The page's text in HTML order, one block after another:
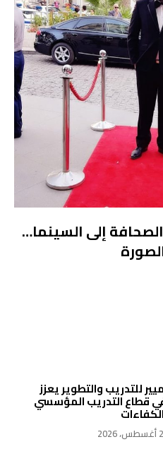
إلى السينما…
للتدريب والتطوير يعزز
قطاع التدريب المؤسسي
2 أغسطس، 2026